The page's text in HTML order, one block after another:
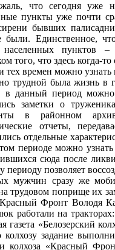
что сегодня уже
пункты уже почти
бывших
были. Единственное,
населенных пунктов –
того, что здесь когда-
тех времен можно
трудной была жизнь в
в данный период можно
заметки о
в районном
отчеты,
отдельные
периоде можно
сюда после
периоду позволяет
мужчин сразу же
трудовом поприще их
Красный Фронт Володя
работали на
газета «Белозерский
колхозу задание
колхоза «Красный